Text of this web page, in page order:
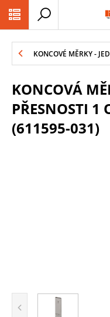
KONCOVÉ MĚRKY -
KONCOVÁ
PŘESNOSTI 1
(611595-031)